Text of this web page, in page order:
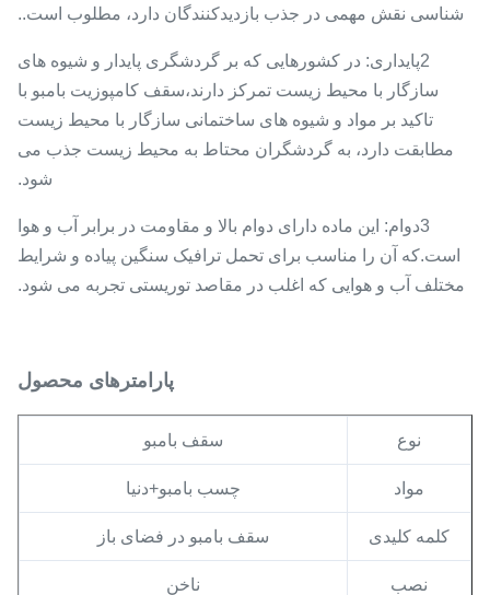
شناسی نقش مهمی در جذب بازدیدکنندگان دارد، مطلوب است..
2پایداری: در کشورهایی که بر گردشگری پایدار و شیوه های
سازگار با محیط زیست تمرکز دارند،سقف کامپوزیت بامبو با
تاکید بر مواد و شیوه های ساختمانی سازگار با محیط زیست
مطابقت دارد، به گردشگران محتاط به محیط زیست جذب می
شود.
3دوام: این ماده دارای دوام بالا و مقاومت در برابر آب و هوا
است.که آن را مناسب برای تحمل ترافیک سنگین پیاده و شرایط
مختلف آب و هوایی که اغلب در مقاصد توریستی تجربه می شود.
پارامترهای محصول
نوع سقف بامبو
مواد چسب بامبو+دنیا
کلمه کلیدی سقف بامبو در فضای باز
نصب ناخن